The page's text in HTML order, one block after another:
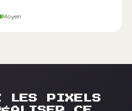
Moyen
LES PIXELS